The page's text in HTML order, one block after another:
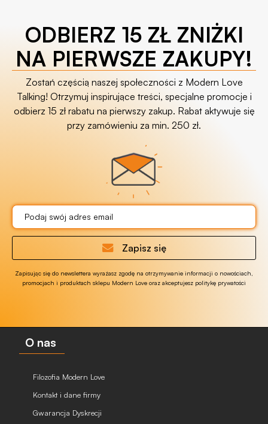
ODBIERZ 15 ZŁ ZNIŻKI
NA PIERWSZE ZAKUPY!
Zostań częścią naszej społeczności z Modern Love
Talking! Otrzymuj inspirujące treści, specjalne promocje i
odbierz 15 zł rabatu na pierwszy zakup. Rabat aktywuje się
przy zamówieniu za min. 250 zł.
Zapisz się
Zapisując się do newslettera wyrażasz zgodę na otrzymywanie informacji o nowościach,
promocjach i produktach sklepu Modern Love oraz akceptujesz politykę prywatości
O nas
Filozofia Modern Love
Kontakt i dane firmy
Gwarancja Dyskrecji